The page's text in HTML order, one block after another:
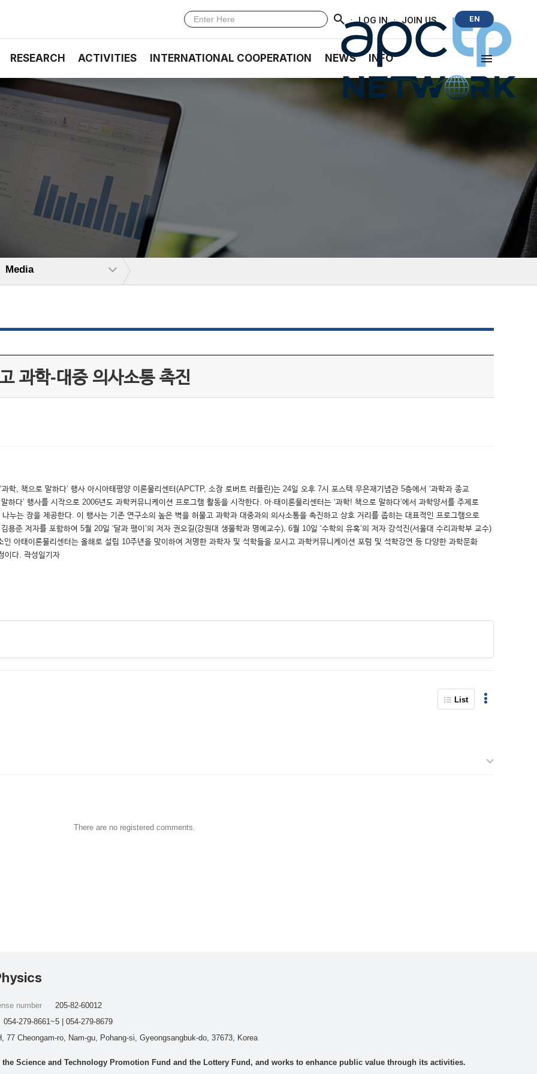
· LOG IN · JOIN US EN
RESEARCH ACTIVITIES INTERNATIONAL COOPERATION NEWS INFO
Media
과학-대중 의사소통 촉진
학, 책으로 말하다’ 행사 아시아태평양 이론물리센터(APCTP, 소장 로버트 러플린)는 24일 오후 7시 포스텍 무은재기념관 5층에서 ‘과학과 종교
하다’ 행사를 시작으로 2006년도 과학커뮤니케이션 프로그램 활동을 시작한다. 아·태이론물리센터는 ‘과학! 책으로 말하다’에서 과학양서를 주제로
누는 장을 제공한다. 이 행사는 기존 연구소의 높은 벽을 허물고 과학과 대중과의 의사소통을 촉진하고 상호 거리를 좁히는 대표적인 프로그램으로
용준 저자를 포함하여 5월 20일 ‘달과 팽이’의 저자 권오길(강원대 생물학과 명예교수), 6월 10일 ‘수학의 유혹’의 저자 강석진(서울대 수리과학부 교수)
아태이론물리센터는 올해로 설립 10주년을 맞이하여 저명한 과학자 및 석학들을 모시고 과학커뮤니케이션 포럼 및 석학강연 등 다양한 과학문화
이다. 곽성일기자
List
There are no registered comments.
77 Cheongam-ro, Nam-gu, Pohang-si, Gyeongsangbuk-do, 37673, Korea
number
205-82-60012
054-279-8661~5 | 054-279-8679
Science and Technology Promotion Fund and the Lottery Fund, and works to enhance public value through its activities.